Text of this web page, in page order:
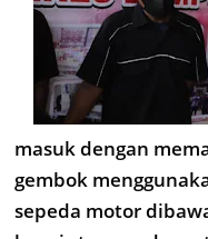
masuk dengan
gembok
sepeda motor